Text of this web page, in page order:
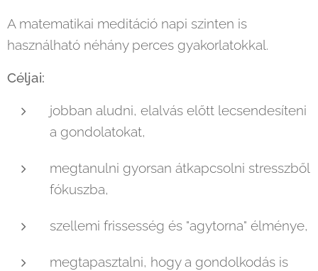
A matematikai meditáció napi szinten is
használható néhány perces gyakorlatokkal.
Céljai:
jobban aludni, elalvás előtt lecsendesíteni
a gondolatokat,
megtanulni gyorsan átkapcsolni stresszből
fókuszba,
szellemi frissesség és "agytorna" élménye,
megtapasztalni, hogy a gondolkodás is